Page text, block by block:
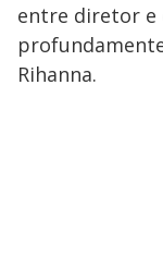
entre diretor e
Rihanna.